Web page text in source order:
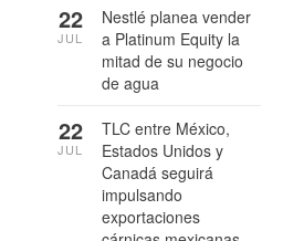
Nestlé planea vender
a Platinum Equity la
mitad de su negocio
de agua
22
JUL
TLC entre México,
Estados Unidos y
Canadá seguirá
impulsando
exportaciones
22
JUL